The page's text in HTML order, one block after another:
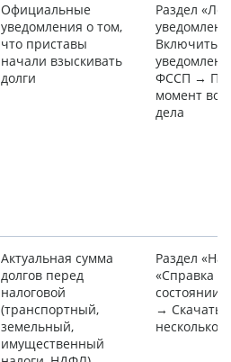
Официальные
уведомления о том,
что приставы
начали взыскивать
долги
Раздел
Включить
ФССП →
момент
дела
Актуальная сумма
долгов перед
налоговой
(транспортный,
земельный,
имущественный
Раздел
«Справка о
состоянии
→ Скачать
несколько